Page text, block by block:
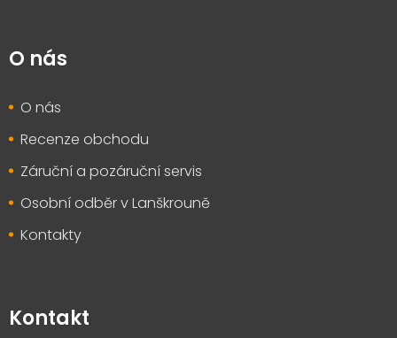
O nás
O nás
Recenze obchodu
Záruční a pozáruční servis
Osobní odběr v Lanškrouně
Kontakty
Kontakt